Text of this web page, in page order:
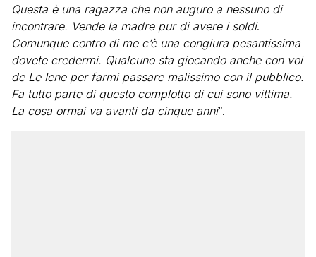
Questa è una ragazza che non auguro a nessuno di
incontrare. Vende la madre pur di avere i soldi.
Comunque contro di me c’è una congiura pesantissima
dovete credermi. Qualcuno sta giocando anche con voi
de Le Iene per farmi passare malissimo con il pubblico.
Fa tutto parte di questo complotto di cui sono vittima.
La cosa ormai va avanti da cinque anni“.